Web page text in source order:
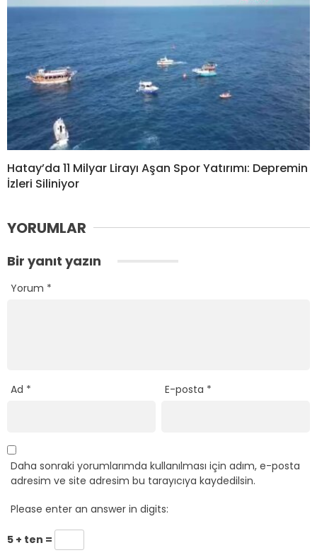
Hatay’da 11 Milyar Lirayı Aşan Spor Yatırımı: Depremin
İzleri Siliniyor
YORUMLAR
Bir yanıt yazın
Yorum *
Ad * E-posta *
Daha sonraki yorumlarımda kullanılması için adım, e-posta
adresim ve site adresim bu tarayıcıya kaydedilsin.
Please enter an answer in digits:
5 + ten =